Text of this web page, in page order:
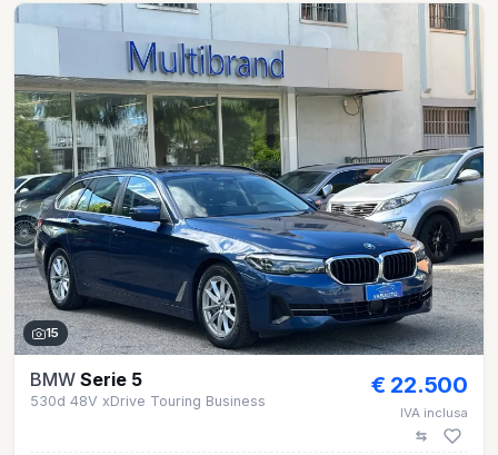
15
BMW Serie 5
530d 48V xDrive Touring Business
€ 22.500
IVA inclusa